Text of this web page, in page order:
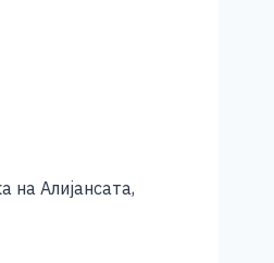
на Алијансата,